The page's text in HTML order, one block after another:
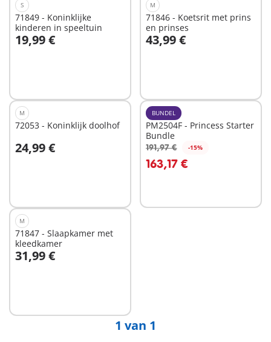
S
71849 - Koninklijke
kinderen in speeltuin
19,99 €
In winkelwagen
M
71846 - Koetsrit met prins
en prinses
43,99 €
In winkelwagen
M
72053 - Koninklijk doolhof
24,99 €
In winkelwagen
BUNDEL
PM2504F - Princess Starter
Bundle
191,97 € -15%
163,17 €
In winkelwagen
M
71847 - Slaapkamer met
kleedkamer
31,99 €
In winkelwagen
1 van 1